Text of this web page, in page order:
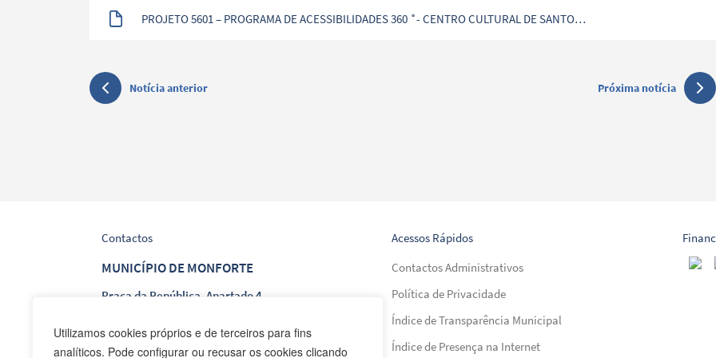
Utilizamos cookies próprios e de terceiros para fins
analíticos. Pode configurar ou recusar os cookies clicando
PROJETO 5601 – PROGRAMA DE ACESSIBILIDADES 360 ˚- CENTRO CULTURAL DE SANTO
Notícia anterior Próxima notícia
Contactos
MUNICÍPIO DE MONFORTE
Praça da República, Apartado 4
Acessos Rápidos
Contactos Administrativos
Política de Privacidade
Índice de Transparência Municipal
Índice de Presença na Internet